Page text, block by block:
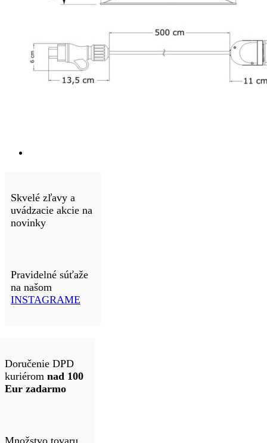
Skvelé zľavy a
uvádzacie akcie na
novinky
Pravidelné súťaže
na našom
INSTAGRAME
Doručenie DPD
kuriérom nad 100
Eur zadarmo